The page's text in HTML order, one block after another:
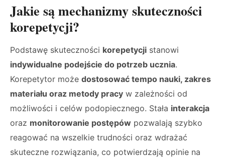
Jakie są mechanizmy skuteczności
korepetycji?
Podstawę skuteczności korepetycji stanowi
indywidualne podejście do potrzeb ucznia.
Korepetytor może dostosować tempo nauki, zakres
materiału oraz metody pracy w zależności od
możliwości i celów podopiecznego. Stała interakcja
oraz monitorowanie postępów pozwalają szybko
reagować na wszelkie trudności oraz wdrażać
skuteczne rozwiązania, co potwierdzają opinie na